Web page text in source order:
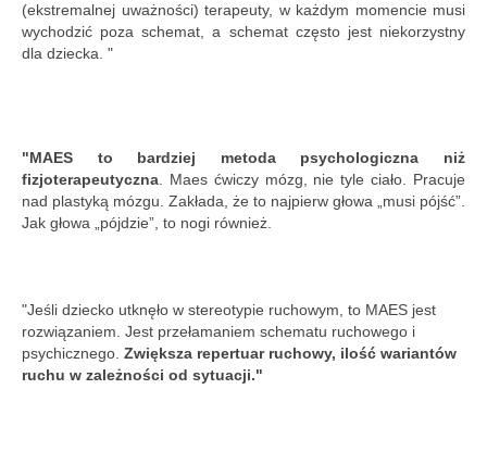
(ekstremalnej uważności) terapeuty, w każdym momencie musi
wychodzić poza schemat, a schemat często jest niekorzystny
dla dziecka. "
"MAES to bardziej metoda psychologiczna niż
fizjoterapeutyczna . Maes ćwiczy mózg, nie tyle ciało. Pracuje
nad plastyką mózgu. Zakłada, że to najpierw głowa „musi pójść”.
Jak głowa „pójdzie”, to nogi również.
"Jeśli dziecko utknęło w stereotypie ruchowym, to MAES jest
rozwiązaniem. Jest przełamaniem schematu ruchowego i
psychicznego. Zwiększa repertuar ruchowy, ilość wariantów
ruchu w zależności od sytuacji."